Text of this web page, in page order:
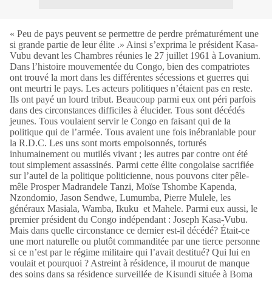
« Peu de pays peuvent se permettre de perdre prématurément une
si grande partie de leur élite .» Ainsi s’exprima le président Kasa-
Vubu devant les Chambres réunies le 27 juillet 1961 à Lovanium.
Dans l’histoire mouvementée du Congo, bien des compatriotes
ont trouvé la mort dans les différentes sécessions et guerres qui
ont meurtri le pays. Les acteurs politiques n’étaient pas en reste.
Ils ont payé un lourd tribut. Beaucoup parmi eux ont péri parfois
dans des circonstances difficiles à élucider. Tous sont décédés
jeunes. Tous voulaient servir le Congo en faisant qui de la
politique qui de l’armée. Tous avaient une fois inébranlable pour
la R.D.C. Les uns sont morts empoisonnés, torturés
inhumainement ou mutilés vivant ; les autres par contre ont été
tout simplement assassinés. Parmi cette élite congolaise sacrifiée
sur l’autel de la politique politicienne, nous pouvons citer pêle-
mêle Prosper Madrandele Tanzi, Moïse Tshombe Kapenda,
Nzondomio, Jason Sendwe, Lumumba, Pierre Mulele, les
généraux Masiala, Wamba, Ikuku et Mahele. Parmi eux aussi, le
premier président du Congo indépendant : Joseph Kasa-Vubu.
Mais dans quelle circonstance ce dernier est-il décédé? Était-ce
une mort naturelle ou plutôt commanditée par une tierce personne
si ce n’est par le régime militaire qui l’avait destitué? Qui lui en
voulait et pourquoi ? Astreint à résidence, il mourut de manque
des soins dans sa résidence surveillée de Kisundi située à Boma